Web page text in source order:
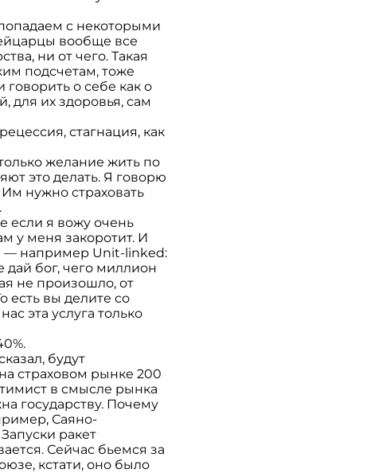
с некоторыми
вообще все
ни от чего. Такая
подсчетам, тоже
о себе как о
для их здоровья, сам
стагнация, как
желание жить по
это делать. Я говорю
нужно страховать
если я вожу очень
у меня закоротит. И
— например Unit-linked:
дай бог, чего миллион
не произошло, от
есть вы делите со
эта услуга только
будут
страховом рынке 200
в смысле рынка
государству. Почему
Саяно-
ракет
Сейчас бьемся за
кстати, оно было